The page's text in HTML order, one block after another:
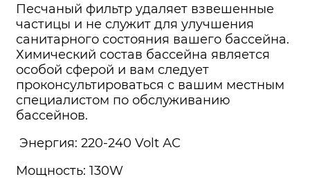
Песчаный фильтр удаляет взвешенные
частицы и не служит для улучшения
санитарного состояния вашего бассейна.
Химический состав бассейна является
особой сферой и вам следует
проконсультироваться с вашим местным
специалистом по обслуживанию
бассейнов.
Энергия: 220-240 Volt АС
Мощность: 130W